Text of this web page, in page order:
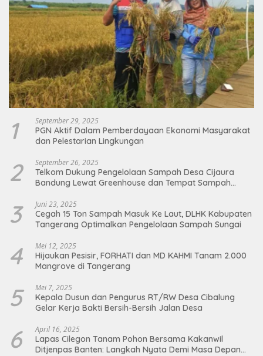
1 September 29, 2025
PGN Aktif Dalam Pemberdayaan Ekonomi Masyarakat
dan Pelestarian Lingkungan
2 September 26, 2025
Telkom Dukung Pengelolaan Sampah Desa Cijaura
Bandung Lewat Greenhouse dan Tempat Sampah
3 Juni 23, 2025
Cegah 15 Ton Sampah Masuk Ke Laut, DLHK Kabupaten
Tangerang Optimalkan Pengelolaan Sampah Sungai
4 Mei 12, 2025
Hijaukan Pesisir, FORHATI dan MD KAHMI Tanam 2.000
Mangrove di Tangerang
5 Mei 7, 2025
Kepala Dusun dan Pengurus RT/RW Desa Cibalung
Gelar Kerja Bakti Bersih-Bersih Jalan Desa
6 April 16, 2025
Lapas Cilegon Tanam Pohon Bersama Kakanwil
Ditjenpas Banten: Langkah Nyata Demi Masa Depan